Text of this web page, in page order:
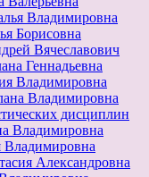
Владимировна
Борисовна
Вячеславович
Геннадьевна
Владимировна
Владимировна
дисциплин
Владимировна
Владимировна
Александровна